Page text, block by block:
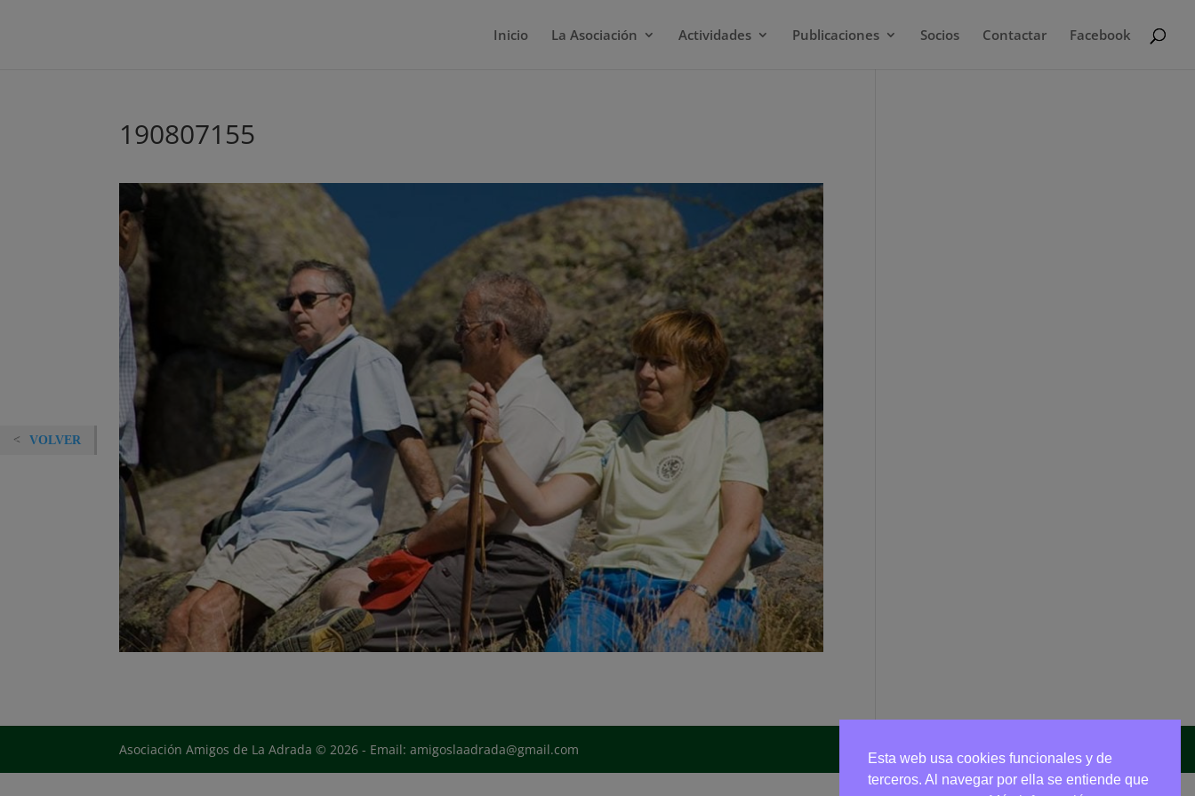
Inicio La Asociación Actividades Publicaciones Socios Contactar Facebook
190807155
Asociación Amigos de La Adrada © 2026 - Email: amigoslaadrada@gmail.com
VOLVER
Esta web usa cookies funcionales y de
terceros. Al navegar por ella se entiende que